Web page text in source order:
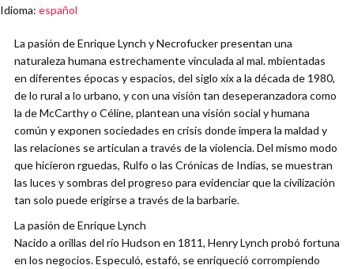
Idioma: español
La pasión de Enrique Lynch y Necrofucker presentan una
naturaleza humana estrechamente vinculada al mal. mbientadas
en diferentes épocas y espacios, del siglo xix a la década de 1980,
de lo rural a lo urbano, y con una visión tan deseperanzadora como
la de McCarthy o Céline, plantean una visión social y humana
común y exponen sociedades en crisis donde impera la maldad y
las relaciones se articulan a través de la violencia. Del mismo modo
que hicieron rguedas, Rulfo o las Crónicas de Indias, se muestran
las luces y sombras del progreso para evidenciar que la civilización
tan solo puede erigirse a través de la barbarie.
La pasión de Enrique Lynch
Nacido a orillas del río Hudson en 1811, Henry Lynch probó fortuna
en los negocios. Especuló, estafó, se enriqueció corrompiendo